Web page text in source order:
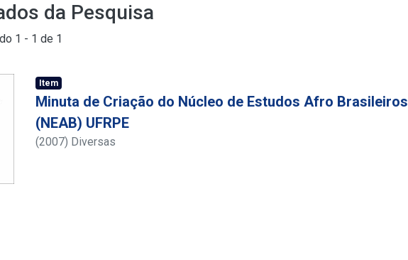
da Pesquisa
1 - 1 de 1
Item
Minuta de Criação do Núcleo de Estudos Afro Brasileiros
(NEAB) UFRPE
(2007) Diversas